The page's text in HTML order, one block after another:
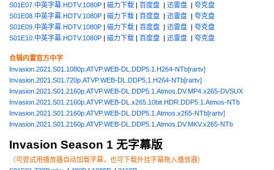
S01E07.中英字幕.HDTV.1080P | 磁力下载 | 百度盘 | 迅雷盘 | 夸克盘
S01E08.中英字幕.HDTV.1080P | 磁力下载 | 百度盘 | 迅雷盘 | 夸克盘
S01E09.中英字幕.HDTV.1080P | 磁力下载 | 百度盘 | 迅雷盘 | 夸克盘
S01E10.中英字幕.HDTV.1080P | 磁力下载 | 百度盘 | 迅雷盘 | 夸克盘
合辑内置官方中字
Invasion.2021.S01.1080p.ATVP.WEB-DL.DDP5.1.H264-NTb[rartv]
Invasion.2021.S01.720p.ATVP.WEB-DL.DDP5.1.H264-NTb[rartv]
Invasion.2021.S01.2160p.ATVP.WEB-DL.DDP5.1.Atmos.DV.MP4.x265-DVSUX
Invasion.2021.S01.2160p.ATVP.WEB-DL.x265.10bit.HDR.DDP5.1.Atmos-NTb
Invasion.2021.S01.2160p.ATVP.WEB-DL.DDP5.1.Atmos.x265-NTb[rartv]
Invasion.2021.S01.2160p.ATVP.WEB-DL.DDP5.1.Atmos.DV.MKV.x265-NTb
Invasion Season 1 无字幕版
（可尝试用播放器自动加载字幕，也可下载外挂字幕拖入播放器）